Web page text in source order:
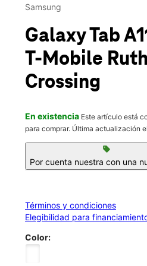
Vie.:10:00 a.m. a 8:00 p.m.
location_on
139 Market St Winchester, VA
Samsung
Galaxy Tab
T-Mobile
Crossing
En existencia Este artículo está
para comprar. Última actualización
sell
Por cuenta nuestra con una
Términos y condiciones
Elegibilidad para
Color: